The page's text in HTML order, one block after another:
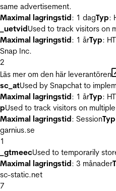
same advertisement.
Maximal lagringstid: 1 dagTyp:
_uetvidUsed to track visitors on
Maximal lagringstid: 1 årTyp:
Snap Inc.
2
Läs mer om den här leverantören
sc_atUsed by Snapchat to
Maximal lagringstid: 1 årTyp:
pUsed to track visitors on
Maximal lagringstid: SessionTyp
garnius.se
1
_gtmeecUsed to temporarily
Maximal lagringstid: 3 månader
sc-static.net
7